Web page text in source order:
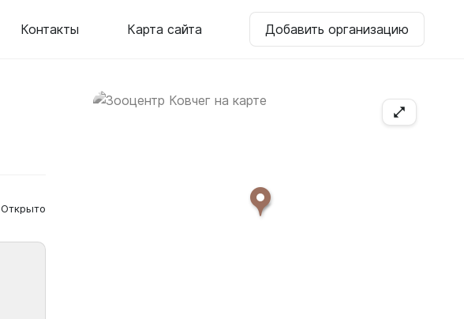
Контакты Карта сайта Добавить организацию
Открыто